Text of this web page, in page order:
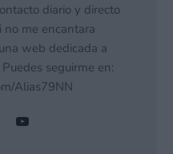
diario y directo
no me encantara
web dedicada a
seguirme en:
Alias79NN